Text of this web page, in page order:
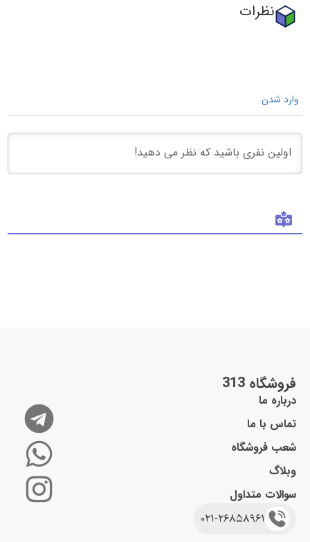
نظرات
وارد شدن
فروشگاه 313
درباره ما
تماس با ما
شعب فروشگاه
وبلاگ
سوالات متداول
021-26858961